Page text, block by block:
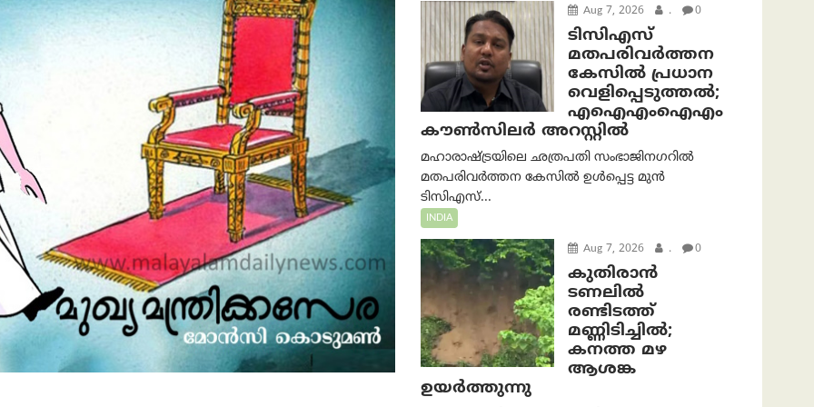
Aug 7, 2026 . 0
ടിസിഎസ്
മതപരിവർത്തന
കേസിൽ പ്രധാന
വെളിപ്പെടുത്തൽ;
എഐഎംഐഎം
കൗൺസിലർ അറസ്റ്റിൽ
മഹാരാഷ്ട്രയിലെ ഛത്രപതി സംഭാജിനഗറിൽ
മതപരിവർത്തന കേസിൽ ഉൾപ്പെട്ട മുൻ
ടിസിഎസ്...
INDIA
Aug 7, 2026 . 0
കുതിരാൻ
ടണലിൽ
രണ്ടിടത്ത്
മണ്ണിടിച്ചിൽ;
കനത്ത മഴ
ആശങ്ക
ഉയർത്തുന്നു